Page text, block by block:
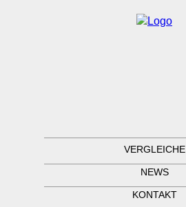
VERGLEICHE
NEWS
KONTAKT